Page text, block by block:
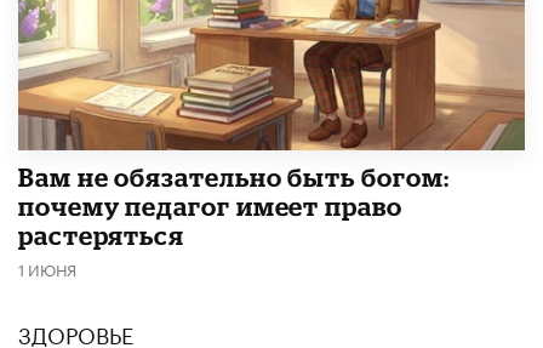
​Вам не обязательно быть богом:
почему педагог имеет право
растеряться
1 ИЮНЯ
ЗДОРОВЬЕ